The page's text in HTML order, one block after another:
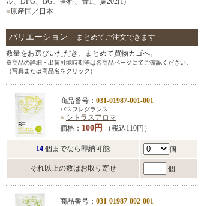
■原産国／日本
バリエーション
まとめてご注文できます
数量をお選びいただき、まとめて買物カゴへ。
※商品の詳細・出荷可能時期等は各商品ページにてご確認ください。
（写真または商品名をクリック）
商品番号： 031-01987-001-001
バスフレグランス
● シトラスアロマ
価格： 100円 （税込110円）
14 個までなら即納可能 個
それ以上の数はお取り寄せ 個
商品番号： 031-01987-002-001